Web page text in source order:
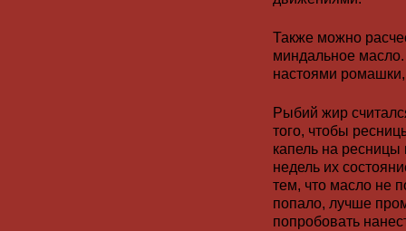
Также можно
миндальное
настоями
Рыбий жир
того, чтобы
капель на ресницы
недель их
тем, что масло не
попало, лучше
попробовать